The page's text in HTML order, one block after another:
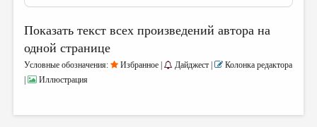
Показать текст всех произведений автора на
одной странице
Условные обозначения: Избранное | Дайджест |
Колонка редактора
Иллюстрация